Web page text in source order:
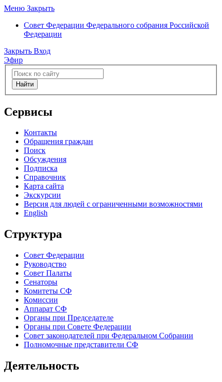
Меню Закрыть
Совет Федерации Федерального собрания Российской
Федерации
Закрыть Вход
Эфир
Найти
Сервисы
Контакты
Обращения граждан
Поиск
Обсуждения
Подписка
Справочник
Карта сайта
Экскурсии
Версия для людей с ограниченными возможностями
English
Структура
Совет Федерации
Руководство
Совет Палаты
Сенаторы
Комитеты СФ
Комиссии
Аппарат СФ
Органы при Председателе
Органы при Совете Федерации
Совет законодателей при Федеральном Собрании
Полномочные представители СФ
Деятельность